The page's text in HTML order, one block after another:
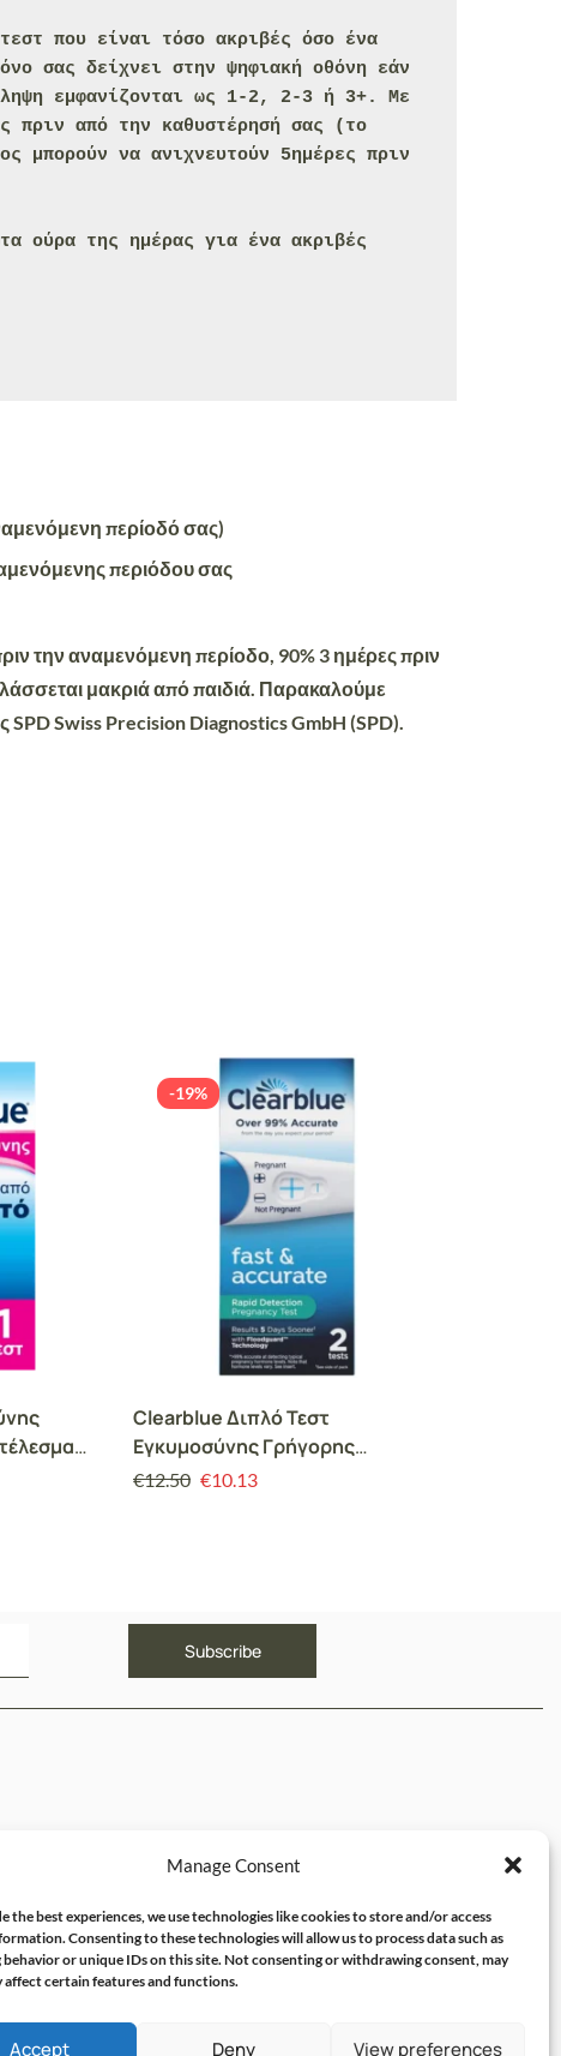
Manage Consent
the best experiences, we use technologies like cookies to store and/or access
Consenting to these technologies will allow us to process data such as
or unique IDs on this site. Not consenting or withdrawing consent, may
affect certain features and functions.
Accept Deny View preferences
που είναι τόσο ακριβές όσο ένα
σας δείχνει στην ψηφιακή οθόνη εάν
εμφανίζονται ως 1-2, 2-3 ή 3+. Με
πριν από την καθυστέρησή σας (το
μπορούν να ανιχνευτούν 5ημέρες πριν
ούρα της ημέρας για ένα ακριβές
περίοδό σας)
περιόδου σας
την αναμενόμενη περίοδο, 90% 3 ημέρες πριν
μακριά από παιδιά. Παρακαλούμε
Swiss Precision Diagnostics GmbH (SPD).
-19%
Clearblue Διπλό Τεστ
Εγκυμοσύνης Γρήγορης
Ανίχνευσης 2τμχ
€12.50 €10.13
μου